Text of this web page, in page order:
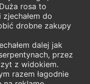
rosa to
zjechałem do
drobne zakupy
dalej jak
przez
z widokiem.
razem łagodnie